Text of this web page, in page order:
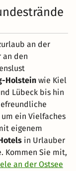
an der
an den
Holstein wie Kiel
Lübeck bis hin
ein Vielfaches
eigenem
in Urlauber
Kommen Sie mit,
an der Ostsee